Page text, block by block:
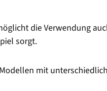
die Verwendung
sorgt.
mit